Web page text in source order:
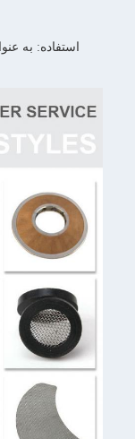
استفاده: به